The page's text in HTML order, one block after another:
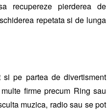
recupereze pierderea de
repetata si de lunga
pe partea de divertisment
firme precum Ring sau
muzica, radio sau se pot